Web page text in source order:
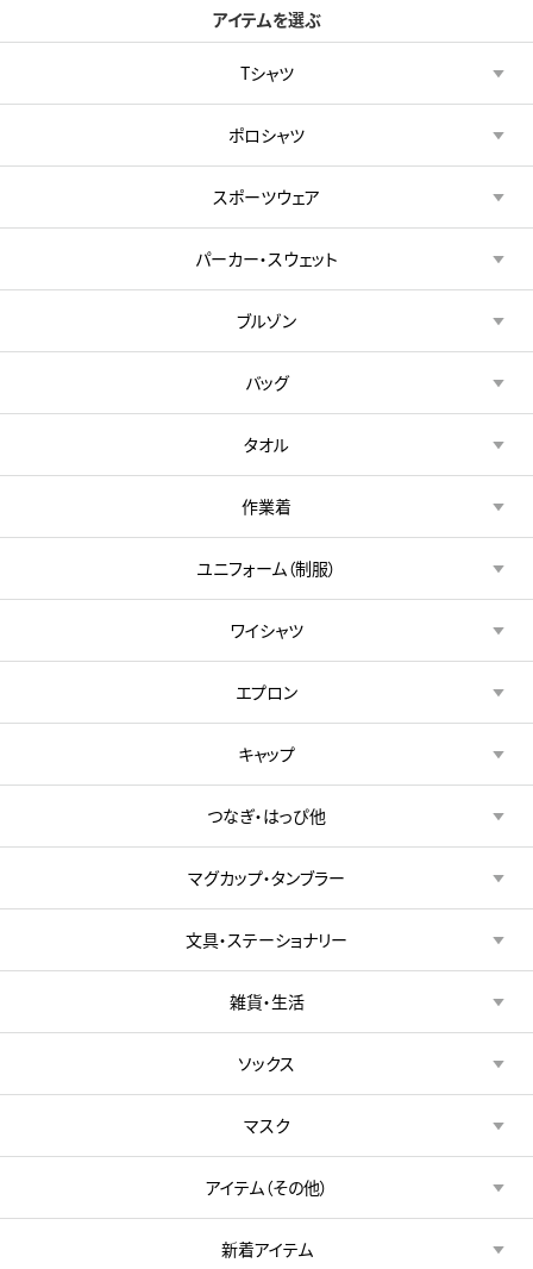
アイテムを選ぶ
Tシャツ
ポロシャツ
スポーツウェア
パーカー・スウェット
ブルゾン
バッグ
タオル
作業着
ユニフォーム（制服）
ワイシャツ
エプロン
キャップ
つなぎ・はっぴ他
マグカップ・タンブラー
文具・ステーショナリー
雑貨・生活
ソックス
マスク
アイテム（その他）
新着アイテム